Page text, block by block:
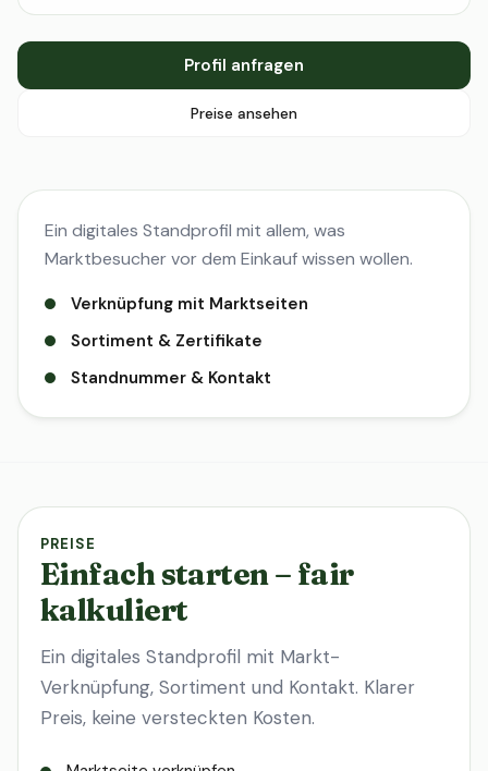
Profil anfragen
Preise ansehen
Ein digitales Standprofil mit allem, was
Marktbesucher vor dem Einkauf wissen wollen.
Verknüpfung mit Marktseiten
Sortiment & Zertifikate
Standnummer & Kontakt
PREISE
Einfach starten – fair
kalkuliert
Ein digitales Standprofil mit Markt-
Verknüpfung, Sortiment und Kontakt. Klarer
Preis, keine versteckten Kosten.